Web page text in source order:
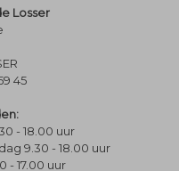
Losser
45
- 18.00 uur
9.30 - 18.00 uur
- 17.00 uur